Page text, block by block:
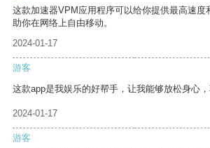
这款加速器VPM应用程序可以给你提供最高速度
助你在网络上自由移动。
2024-01-17
游客
这款app是我娱乐的好帮手，让我能够放松身心，
2024-01-17
游客